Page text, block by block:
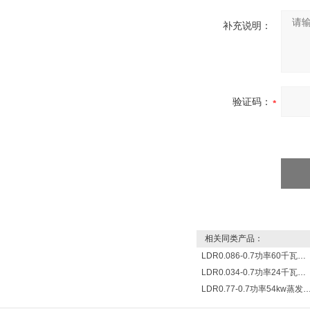
补充说明：
验证码：
相关同类产品：
LDR0.086-0.7功率60千瓦蒸发量86公斤/小时电锅炉
LDR0.034-0.7功率24千瓦蒸发量34公斤/小时电蒸汽锅炉
LDR0.77-0.7功率54kw蒸发量